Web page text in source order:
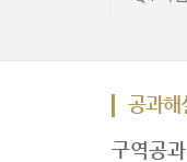
공과해
구역공